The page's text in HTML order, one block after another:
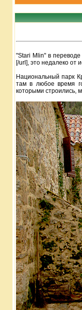
"Stari Mlin" в
[/url], это недалеко от
Национальный парк
там в любое время
которыми строились,